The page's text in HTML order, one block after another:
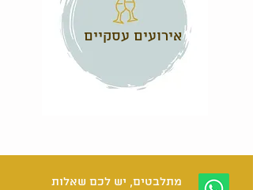
אירועים עסקיים
מתלבטים, יש לכם שאלות